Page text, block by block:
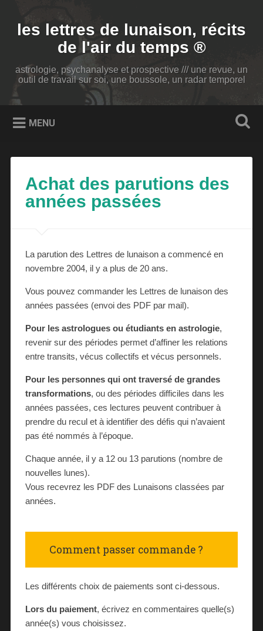
contenu
principal
Rechercheles lettres de lunaison, récits
de l'air du temps ®
astrologie, psychanalyse et prospective /// une revue, un
outil de travail sur soi, une boussole, un radar temporel
MENU
Achat des parutions des
années passées
La parution des Lettres de lunaison a commencé en
novembre 2004, il y a plus de 20 ans.
Vous pouvez commander les Lettres de lunaison des
années passées (envoi des PDF par mail).
Pour les astrologues ou étudiants en astrologie,
revenir sur des périodes permet d’affiner les relations
entre transits, vécus collectifs et vécus personnels.
Pour les personnes qui ont traversé de grandes
transformations, ou des périodes difficiles dans les
années passées, ces lectures peuvent contribuer à
prendre du recul et à identifier des défis qui n’avaient
pas été nommés à l’époque.
Chaque année, il y a 12 ou 13 parutions (nombre de
nouvelles lunes).
Vous recevrez les PDF des Lunaisons classées par
années.
Comment passer commande ?
Les différents choix de paiements sont ci-dessous.
Lors du paiement, écrivez en commentaires quelle(s)
année(s) vous choisissez.